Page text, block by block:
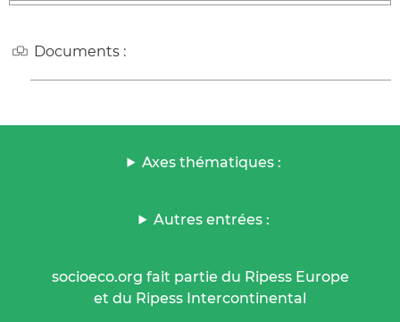
Documents :
Axes thématiques :
Autres entrées :
socioeco.org fait partie du Ripess Europe
et du Ripess Intercontinental